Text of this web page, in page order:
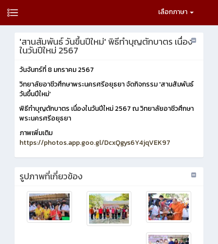
เลือกภาษา
'สานสัมพันธ์ วันขึ้นปีใหม่' พิธีทำบุญตักบาตร เนื่อง
ในวันปีใหม่ 2567
วันจันทร์ที่ 8 มกราคม 2567
วิทยาลัยอาชีวศึกษาพระนครศรีอยุธยา จัดกิจกรรม 'สานสัมพันธ์
วันขึ้นปีใหม่'
พิธีทำบุญตักบาตร เนื่องในวันปีใหม่ 2567 ณ วิทยาลัยอาชีวศึกษา
พระนครศรีอยุธยา
ภาพเพิ่มเติม
https://photos.app.goo.gl/DcxQgys6Y4jqVEK97
รูปภาพที่เกี่ยวข้อง